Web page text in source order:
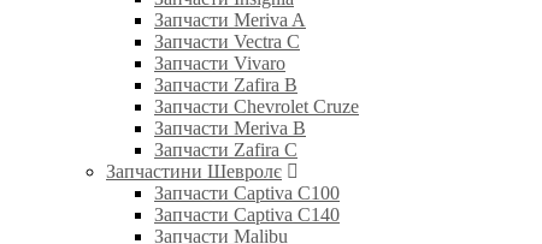
Запчасти Meriva A
Запчасти Vectra C
Запчасти Vivaro
Запчасти Zafira B
Запчасти Chevrolet Cruze
Запчасти Meriva B
Запчасти Zafira C
Запчастини Шевролє
Запчасти Captiva C100
Запчасти Captiva C140
Запчасти Malibu